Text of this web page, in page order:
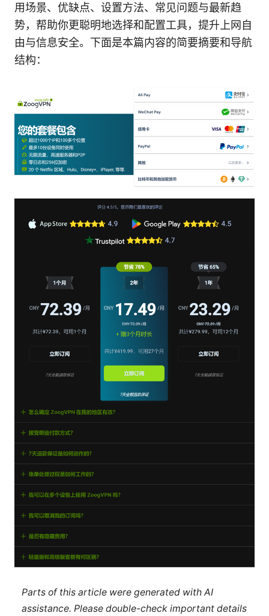
用场景、优缺点、设置方法、常见问题与最新趋
势，帮助你更聪明地选择和配置工具，提升上网自
由与信息安全。下面是本篇内容的简要摘要和导航
结构：
Parts of this article were generated with AI
assistance. Please double-check important details